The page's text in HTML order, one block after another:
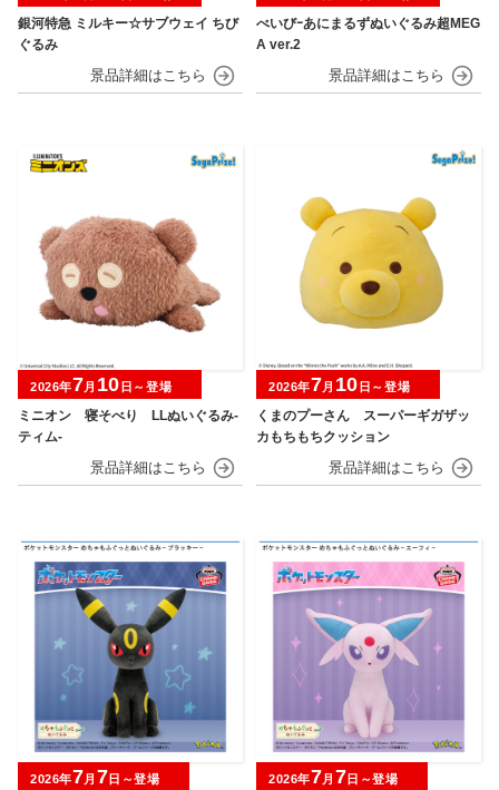
銀河特急 ミルキー☆サブウェイ ちび
ぐるみ
べいびｰあにまるずぬいぐるみ超MEG
A ver.2
ミニオン 寝そべり LLぬいぐるみ‐
ティム‐
2026年7月 10 日～登場
くまのプーさん スーパーギガザッ
カもちもちクッション
2026年7月 10 日～登場
2026年7月 7 日～登場 2026年7月 7 日～登場